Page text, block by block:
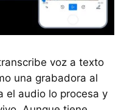
voz a texto
una grabadora al
el audio lo procesa y